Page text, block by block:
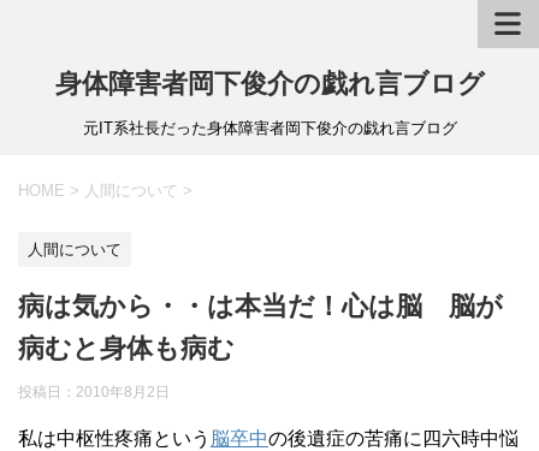
身体障害者岡下俊介の戯れ言ブログ
元IT系社長だった身体障害者岡下俊介の戯れ言ブログ
HOME > 人間について >
人間について
病は気から・・は本当だ！心は脳 脳が
病むと身体も病む
投稿日： 2010年8月2日
私は中枢性疼痛という 脳卒中の後遺症の苦痛に四六時中悩